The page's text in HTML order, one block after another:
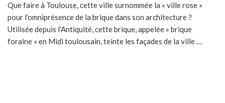
faire
à
Toulouse
?
Que faire à Toulouse, cette ville surnommée la « ville rose »
pour l’omniprésence de la brique dans son architecture ?
Utilisée depuis l’Antiquité, cette brique, appelée « brique
foraine » en Midi toulousain, teinte les façades de la ville …